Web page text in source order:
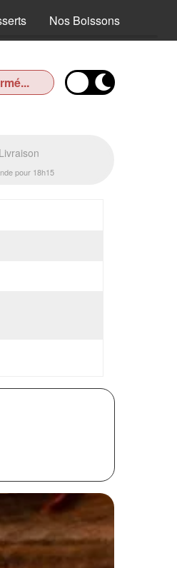
Nos Boissons
Livraison
pour 18h15